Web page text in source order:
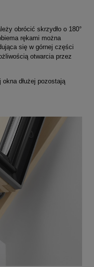
obrócić skrzydło o 180°
rękami można
się w górnej części
otwarcia przez
okna dłużej pozostają